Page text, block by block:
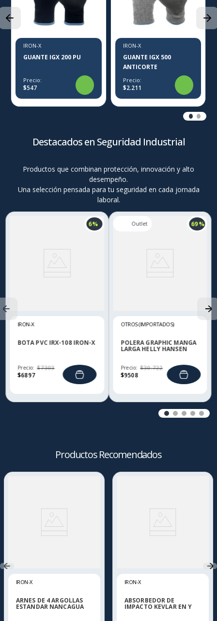
IRON-X
GUANTE IGX 200 PU
Precio:
$547
IRON-X
GUANTE IGX 500
ANTICORTE
Precio:
$2.211
Destacados en Seguridad Industrial
Productos que combinan protección, innovación y alto
desempeño.
Una selección pensada para tu seguridad en cada jornada
laboral.
6 %
IRON-X
BOTA PVC IRX-108 IRON-X
Precio:
$6897
$7303
69 %
OTROS (IMPORTADOS)
POLERA GRAPHIC MANGA
LARGA HELLY HANSEN
Precio:
$9508
$30.722
Productos Recomendados
IRON-X
ARNES DE 4 ARGOLLAS
ESTANDAR NANCAGUA
IRON-X
ABSORBEDOR DE
IMPACTO KEVLAR EN Y